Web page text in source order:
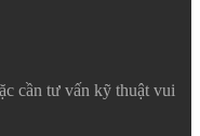
cần tư vấn kỹ thuật vui